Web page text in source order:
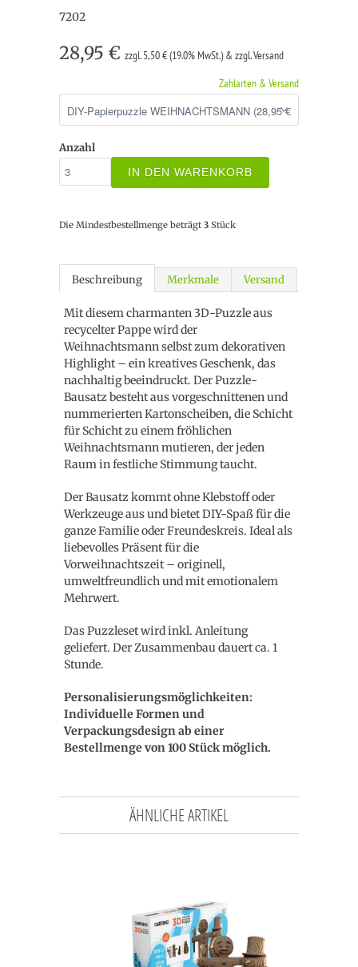
7202
28,95 € zzgl. 5,50 € (19.0% MwSt.) & zzgl. Versand
Zahlarten & Versand
Anzahl
IN DEN WARENKORB
Die Mindestbestellmenge beträgt 3 Stück
Beschreibung Merkmale Versand
Mit diesem charmanten 3D-Puzzle aus
recycelter Pappe wird der
Weihnachtsmann selbst zum dekorativen
Highlight – ein kreatives Geschenk, das
nachhaltig beeindruckt. Der Puzzle-
Bausatz besteht aus vorgeschnittenen und
nummerierten Kartonscheiben, die Schicht
für Schicht zu einem fröhlichen
Weihnachtsmann mutieren, der jeden
Raum in festliche Stimmung taucht.
Der Bausatz kommt ohne Klebstoff oder
Werkzeuge aus und bietet DIY-Spaß für die
ganze Familie oder Freundeskreis. Ideal als
liebevolles Präsent für die
Vorweihnachtszeit – originell,
umweltfreundlich und mit emotionalem
Mehrwert.
Das Puzzleset wird inkl. Anleitung
geliefert. Der Zusammenbau dauert ca. 1
Stunde.
Personalisierungsmöglichkeiten:
Individuelle Formen und
Verpackungsdesign ab einer
Bestellmenge von 100 Stück möglich.
ÄHNLICHE ARTIKEL